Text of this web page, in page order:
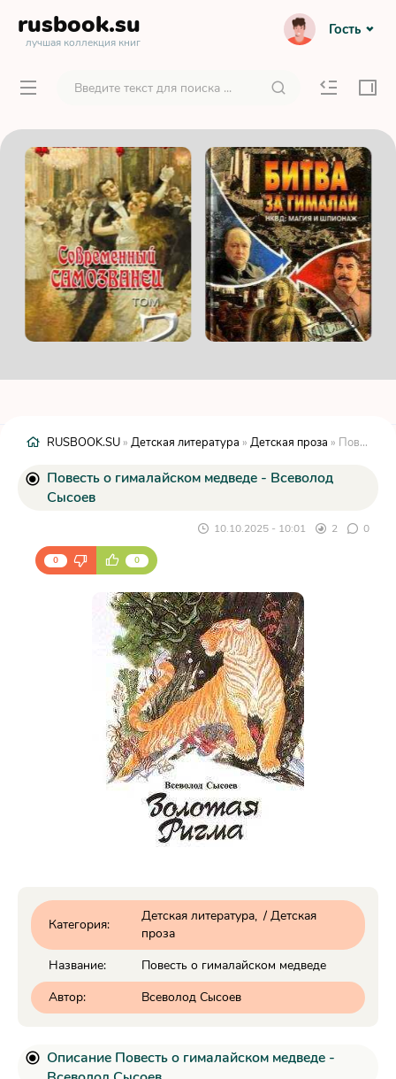
rusbook.su
лучшая коллекция книг
Гость
RUSBOOK.SU » Детская литература » Детская проза » Повесть о гималайском медведе - Всеволод Сысоев
Повесть о гималайском медведе - Всеволод
Сысоев
10.10.2025 - 10:01 2 0
0 0
Категория:
Детская литература / Детская
проза
Название:
Повесть о гималайском медведе
Автор:
Всеволод Сысоев
Описание Повесть о гималайском медведе -